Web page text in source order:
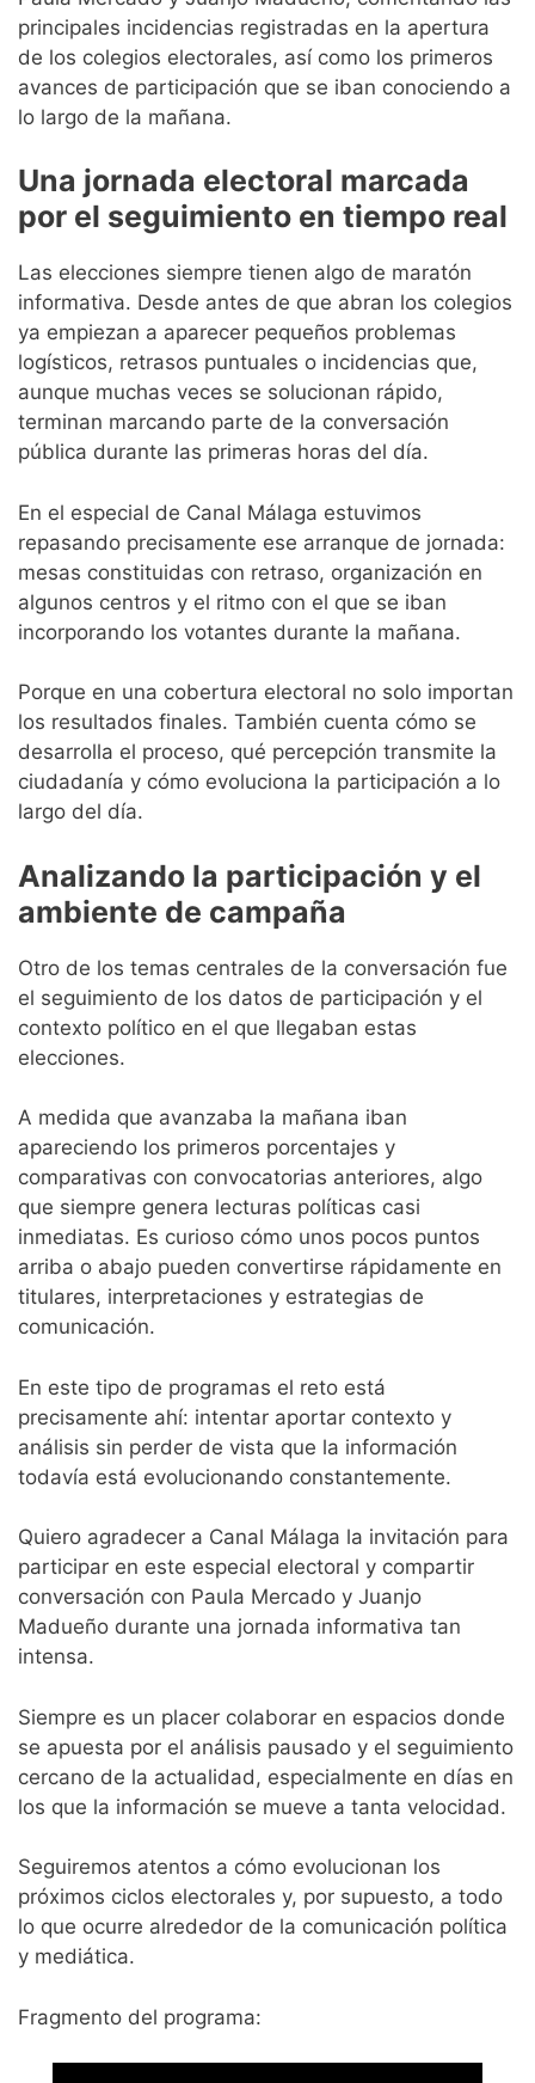
principales incidencias registradas en la apertura
de los colegios electorales, así como los primeros
avances de participación que se iban conociendo a
lo largo de la mañana.
Una jornada electoral marcada
por el seguimiento en tiempo real
Las elecciones siempre tienen algo de maratón
informativa. Desde antes de que abran los colegios
ya empiezan a aparecer pequeños problemas
logísticos, retrasos puntuales o incidencias que,
aunque muchas veces se solucionan rápido,
terminan marcando parte de la conversación
pública durante las primeras horas del día.
En el especial de Canal Málaga estuvimos
repasando precisamente ese arranque de jornada:
mesas constituidas con retraso, organización en
algunos centros y el ritmo con el que se iban
incorporando los votantes durante la mañana.
Porque en una cobertura electoral no solo importan
los resultados finales. También cuenta cómo se
desarrolla el proceso, qué percepción transmite la
ciudadanía y cómo evoluciona la participación a lo
largo del día.
Analizando la participación y el
ambiente de campaña
Otro de los temas centrales de la conversación fue
el seguimiento de los datos de participación y el
contexto político en el que llegaban estas
elecciones.
A medida que avanzaba la mañana iban
apareciendo los primeros porcentajes y
comparativas con convocatorias anteriores, algo
que siempre genera lecturas políticas casi
inmediatas. Es curioso cómo unos pocos puntos
arriba o abajo pueden convertirse rápidamente en
titulares, interpretaciones y estrategias de
comunicación.
En este tipo de programas el reto está
precisamente ahí: intentar aportar contexto y
análisis sin perder de vista que la información
todavía está evolucionando constantemente.
Quiero agradecer a Canal Málaga la invitación para
participar en este especial electoral y compartir
conversación con Paula Mercado y Juanjo
Madueño durante una jornada informativa tan
intensa.
Siempre es un placer colaborar en espacios donde
se apuesta por el análisis pausado y el seguimiento
cercano de la actualidad, especialmente en días en
los que la información se mueve a tanta velocidad.
Seguiremos atentos a cómo evolucionan los
próximos ciclos electorales y, por supuesto, a todo
lo que ocurre alrededor de la comunicación política
y mediática.
Fragmento del programa: